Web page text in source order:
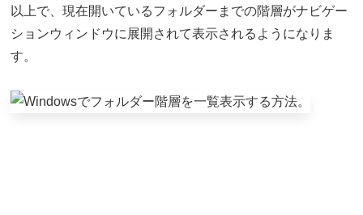
以上で、現在開いているフォルダーまでの階層がナビゲー
ションウィンドウに展開されて表示されるようになりま
す。